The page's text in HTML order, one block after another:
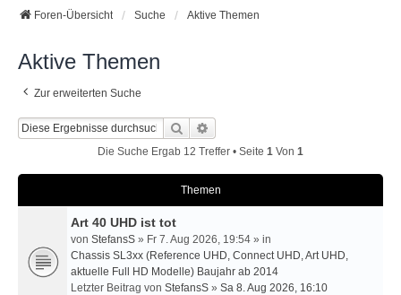
Foren-Übersicht Suche Aktive Themen
Aktive Themen
Zur erweiterten Suche
Suche
Die Suche Ergab 12 Treffer • Seite 1 Von 1
Themen
Art 40 UHD ist tot
von StefansS » Fr 7. Aug 2026, 19:54 » in
Chassis SL3xx (Reference UHD, Connect UHD, Art UHD,
aktuelle Full HD Modelle) Baujahr ab 2014
Letzter Beitrag von StefansS » Sa 8. Aug 2026, 16:10